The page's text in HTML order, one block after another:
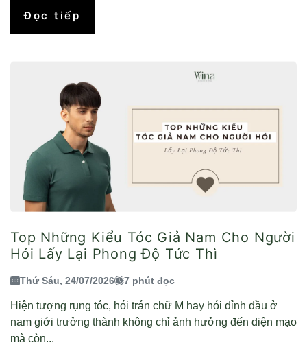
Đọc tiếp
Top Những Kiểu Tóc Giả Nam Cho Người
Hói Lấy Lại Phong Độ Tức Thì
Thứ Sáu, 24/07/2026 7 phút đọc
Hiện tượng rụng tóc, hói trán chữ M hay hói đỉnh đầu ở
nam giới trưởng thành không chỉ ảnh hưởng đến diện mạo
mà còn...